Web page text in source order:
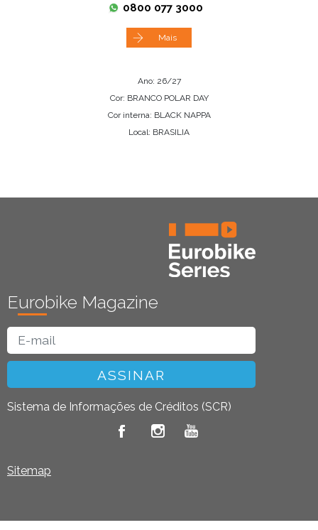
0800 077 3000
Mais
Ano: 26/27
Cor: BRANCO POLAR DAY
Cor interna: BLACK NAPPA
Local: BRASILIA
Eurobike Magazine
ASSINAR
Sistema de Informações de Créditos (SCR)
Sitemap